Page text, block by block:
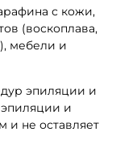
с кожи,
(воскоплава,
мебели и
эпиляции и
и
и не оставляет